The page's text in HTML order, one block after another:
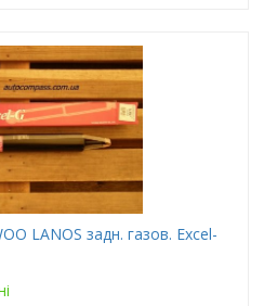
LANOS задн. газов. Excel-